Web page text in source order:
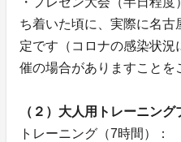
ち着いた頃に、実際に名
定です（コロナの感染状況
催の場合がありますことを
（２）大人用トレーニン
トレーニング（7時間）：